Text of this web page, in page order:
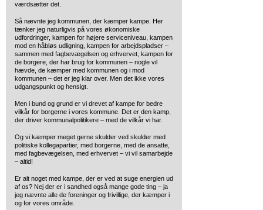
værdsætter det.
Så nævnte jeg kommunen, der kæmper kampe. Her
tænker jeg naturligvis på vores økonomiske
udfordringer, kampen for højere serviceniveau, kampen
mod en håbløs udligning, kampen for arbejdspladser –
sammen med fagbevægelsen og erhvervet, kampen for
de borgere, der har brug for kommunen – nogle vil
hævde, de kæmper med kommunen og i mod
kommunen – det er jeg klar over. Men det ikke vores
udgangspunkt og hensigt.
Men i bund og grund er vi drevet af kampe for bedre
vilkår for borgerne i vores kommune. Det er den kamp,
der driver kommunalpolitikere – med de vilkår vi har.
Og vi kæmper meget gerne skulder ved skulder med
politiske kollegapartier, med borgerne, med de ansatte,
med fagbevægelsen, med erhvervet – vi vil samarbejde
– altid!
Er alt noget med kampe, der er ved at suge energien ud
af os? Nej der er i sandhed også mange gode ting – ja
jeg nævnte alle de foreninger og frivillige, der kæmper i
og for vores område.